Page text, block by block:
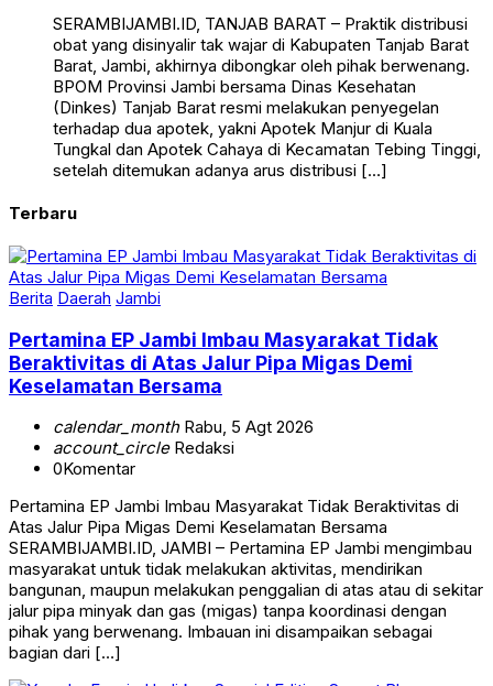
SERAMBIJAMBI.ID, TANJAB BARAT – Praktik distribusi
obat yang disinyalir tak wajar di Kabupaten Tanjab Barat
Barat, Jambi, akhirnya dibongkar oleh pihak berwenang.
BPOM Provinsi Jambi bersama Dinas Kesehatan
(Dinkes) Tanjab Barat resmi melakukan penyegelan
terhadap dua apotek, yakni Apotek Manjur di Kuala
Tungkal dan Apotek Cahaya di Kecamatan Tebing Tinggi,
setelah ditemukan adanya arus distribusi […]
Terbaru
Berita Daerah Jambi
Pertamina EP Jambi Imbau Masyarakat Tidak
Beraktivitas di Atas Jalur Pipa Migas Demi
Keselamatan Bersama
calendar_monthRabu, 5 Agt 2026
account_circleRedaksi
0Komentar
Pertamina EP Jambi Imbau Masyarakat Tidak Beraktivitas di
Atas Jalur Pipa Migas Demi Keselamatan Bersama
SERAMBIJAMBI.ID, JAMBI – Pertamina EP Jambi mengimbau
masyarakat untuk tidak melakukan aktivitas, mendirikan
bangunan, maupun melakukan penggalian di atas atau di sekitar
jalur pipa minyak dan gas (migas) tanpa koordinasi dengan
pihak yang berwenang. Imbauan ini disampaikan sebagai
bagian dari […]